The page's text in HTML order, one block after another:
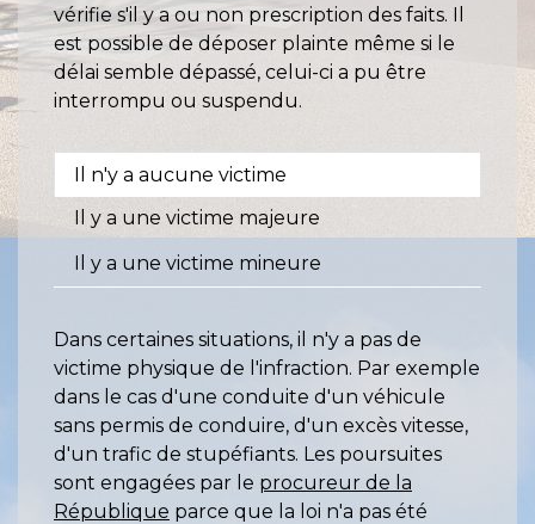
vérifie s'il y a ou non prescription des faits. Il
est possible de déposer plainte même si le
délai semble dépassé, celui-ci a pu être
interrompu ou suspendu.
Il n'y a aucune victime
Il y a une victime majeure
Il y a une victime mineure
Dans certaines situations, il n'y a pas de
victime physique de l'infraction. Par exemple
dans le cas d'une conduite d'un véhicule
sans permis de conduire, d'un excès vitesse,
d'un trafic de stupéfiants. Les poursuites
sont engagées par le procureur de la
République parce que la loi n'a pas été